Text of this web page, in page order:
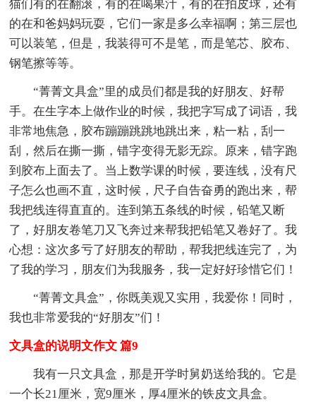
猫们有的在翻滚，有的在喝果汁，有的在拍皮球，还有
的在和爸妈妈玩耍，它们一家是多么幸福啊；第三层也
可以装笔，但是，我装得可不是笔，而是笔芯、胶布、
钢笔擦等等。
“菁菁文具盒”里的成员们都是我的好朋友、好帮
手。在生字本上做作业的时候，我把字写成了词语，我
非常地焦急，胶布蹦蹦跳跳地跳出来，粘一粘，刮一
刮，然后在撕一撕，错字变得无影无踪。原来，错字跑
到胶布上面去了。当上数学课的时候，要连线，没有尺
子怎么也画不直，这时候，尺子自告奋勇的跑出来，帮
我把线连得直直的。连到第五条线的时候，铅笔又断
了，好朋友卷笔刀又飞奔过来帮我把铅笔又卷好了。我
心想：这次多亏了好朋友的帮助，帮我把线连完了，为
了我的学习，朋友们为我服务，我一定好好珍惜它们！
“菁菁文具盒”，你既美观又实用，我爱你！同时，
我也非常爱我的“好朋友”们！
文具盒的说明文作文 篇9
我有一只文具盒，那是开学时舅奶送给我的。它是
一个长21厘米，宽9厘米，厚4厘米的铁皮文具盒。